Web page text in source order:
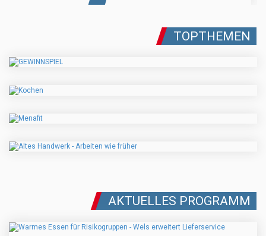
TOPTHEMEN
AKTUELLES PROGRAMM